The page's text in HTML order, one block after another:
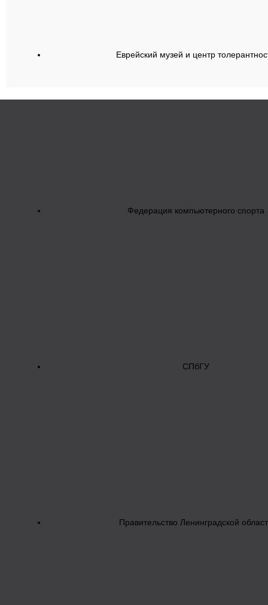
Еврейский музей и центр
Федерация компьютерного спорта
СПбГУ
Правительство Ленинградской